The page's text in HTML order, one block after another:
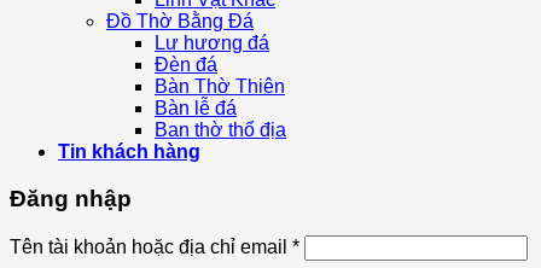
Đồ Thờ Bằng Đá
Lư hương đá
Đèn đá
Bàn Thờ Thiên
Bàn lễ đá
Ban thờ thổ địa
Tin khách hàng
Đăng nhập
Tên tài khoản hoặc địa chỉ email *